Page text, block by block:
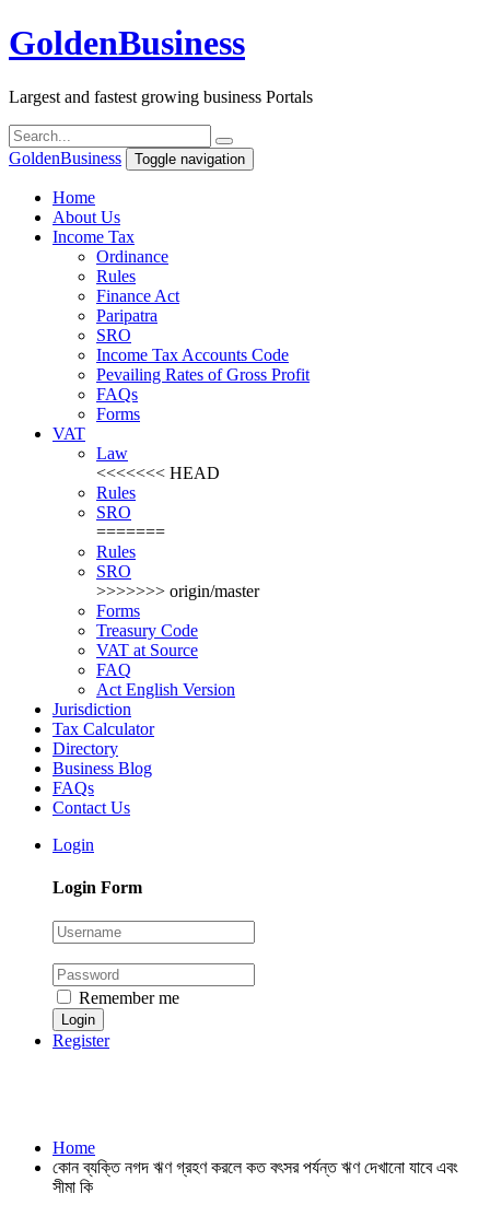
GoldenBusiness
Largest and fastest growing business Portals
GoldenBusiness Toggle navigation
Home
About Us
Income Tax
Ordinance
Rules
Finance Act
Paripatra
SRO
Income Tax Accounts Code
Pevailing Rates of Gross Profit
FAQs
Forms
VAT
Law
<<<<<<< HEAD
Rules
SRO
=======
Rules
SRO
>>>>>>> origin/master
Forms
Treasury Code
VAT at Source
FAQ
Act English Version
Jurisdiction
Tax Calculator
Directory
Business Blog
FAQs
Contact Us
Login
Login Form
Remember me
Register
Home
কোন ব্যক্তি নগদ ঋণ গ্রহণ করলে কত বৎসর পর্যন্ত ঋণ দেখানো যাবে এবং
সীমা কি